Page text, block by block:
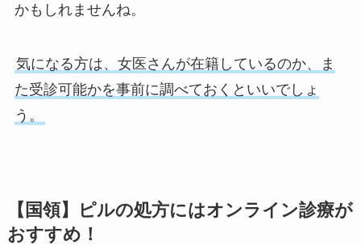
かもしれませんね。
気になる方は、女医さんが在籍しているのか、ま
た受診可能かを事前に調べておくといいでしょ
う。
【国領】ピルの処方にはオンライン診療が
おすすめ！